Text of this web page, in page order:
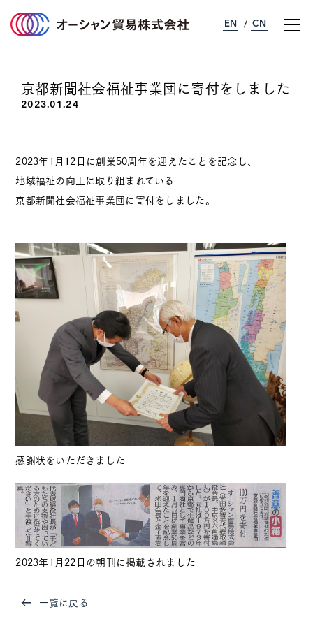
オーシャン貿易について
サステナビリティ
採用情報
お問い合わせ
お知らせ アクセス プライバシーポリシー
オーシャン貿易
ブルーベリー
公式 Instagram
EN / CN
京都新聞社会福祉事業団に寄付をしました
2023.01.24
2023年1月12日に創業50周年を迎えたことを記念し、
地域福祉の向上に取り組まれている
京都新聞社会福祉事業団に寄付をしました。
感謝状をいただきました
2023年1月22日の朝刊に掲載されました
一覧に戻る